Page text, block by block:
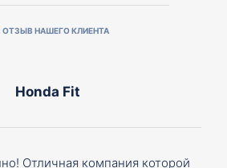
ОТЗЫВ НАШЕГО КЛИЕНТА
Honda Fit
Отличная компания которой